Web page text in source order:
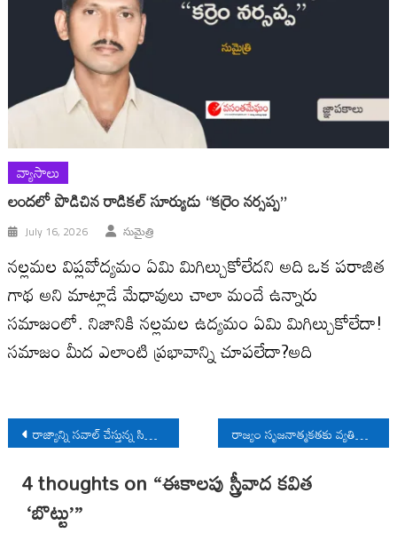
వ్యాసాలు
లందలో పొడిచిన రాడికల్ సూర్యుడు “కర్రెం నర్సప్ప”
July 16, 2026 సుమైత్రి
నల్లమల విప్లవోద్యమం ఏమి మిగిల్చుకోలేదని అది ఒక పరాజిత
గాథ అని మాట్లాడే మేధావులు చాలా మందే ఉన్నారు
సమాజంలో. నిజానికి నల్లమల ఉద్యమం ఏమి మిగిల్చుకోలేదా!
సమాజం మీద ఎలాంటి ప్రభావాన్ని చూపలేదా?అది
Post
navigation
రాజ్యాన్ని సవాల్‌ చేస్తున్న సిలింగేర్‌, హస్‌దేవ్ పోరాటాలు రాజ్యం సృజ‌నాత్మ‌క‌త‌కు వ్య‌తిరేకి
4 thoughts on “ఈకాలపు స్త్రీవాద కవిత
‘బొట్టు’”